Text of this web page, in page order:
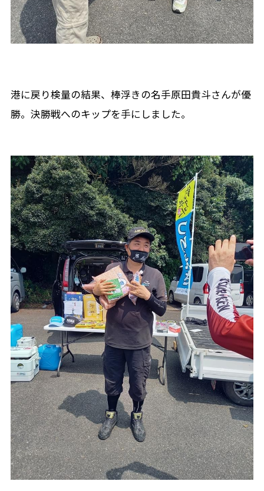
港に戻り検量の結果、棒浮きの名手原田貴斗さんが優
勝。決勝戦へのキップを手にしました。